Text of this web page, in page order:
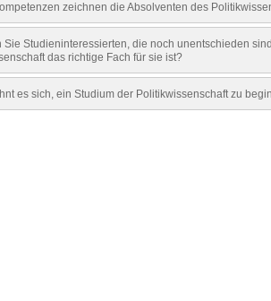
zeichnen die Absolventen des
Sie Studieninteressierten, die noch unentschieden
das richtige Fach für sie ist?
es sich, ein Studium der Politikwissenschaft zu